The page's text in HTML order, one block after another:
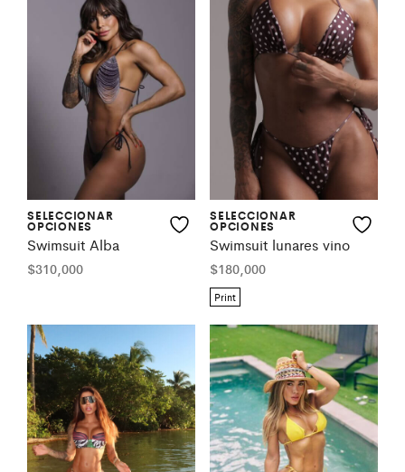
SELECCIONAR
OPCIONES
Swimsuit Alba
$310,000
SELECCIONAR
OPCIONES
Swimsuit lunares vino
$180,000
Print